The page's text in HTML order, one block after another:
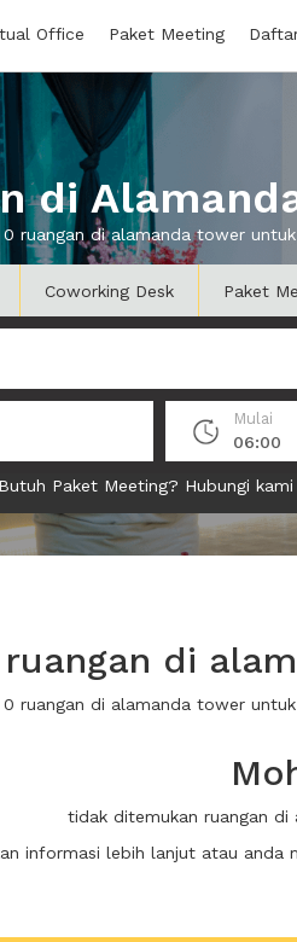
Office Paket Meeting
di
0 ruangan di alamanda tower
Coworking Desk Paket
Mulai
06:00
Butuh Paket Meeting? Hubungi kami
ruangan di
0 ruangan di alamanda tower
tidak ditemukan ruangan
informasi lebih lanjut atau